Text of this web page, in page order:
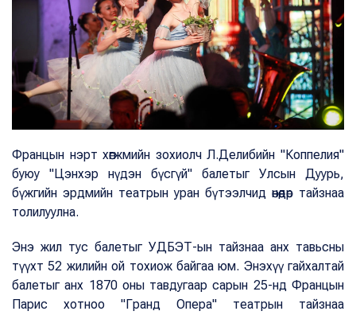
Францын нэрт хөгжмийн зохиолч Л.Делибийн "Коппелия"
буюу "Цэнхэр нүдэн бүсгүй" балетыг Улсын Дуурь,
бүжгийн эрдмийн театрын уран бүтээлчид өнөөдөр тайзнаа
толилуулна.
Энэ жил тус балетыг УДБЭТ-ын тайзнаа анх тавьсны
түүхт 52 жилийн ой тохиож байгаа юм. Энэхүү гайхалтай
балетыг анх 1870 оны тавдугаар сарын 25-нд Францын
Парис хотноо "Гранд Опера" театрын тайзнаа